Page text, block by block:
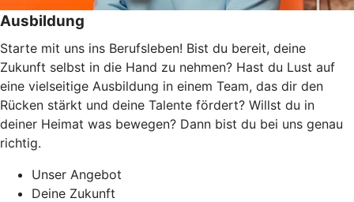
Ausbildung
Starte mit uns ins Berufsleben! Bist du bereit, deine
Zukunft selbst in die Hand zu nehmen? Hast du Lust auf
eine vielseitige Ausbildung in einem Team, das dir den
Rücken stärkt und deine Talente fördert? Willst du in
deiner Heimat was bewegen? Dann bist du bei uns genau
richtig.
Unser Angebot
Deine Zukunft